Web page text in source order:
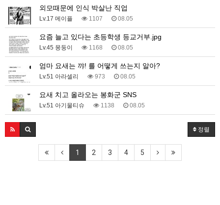
외모때문에 인식 박살난 직업
Lv.17 메이플 1107 08.05
요즘 늘고 있다는 초등학생 등교거부.jpg
Lv.45 몽둥이 1168 08.05
엄마 요새는 꺄! 를 어떻게 쓰는지 알아?
Lv.51 아라셀리 973 08.05
요새 치고 올라오는 봉화군 SNS
Lv.51 아기물티슈 1138 08.05
정렬
1 2 3 4 5